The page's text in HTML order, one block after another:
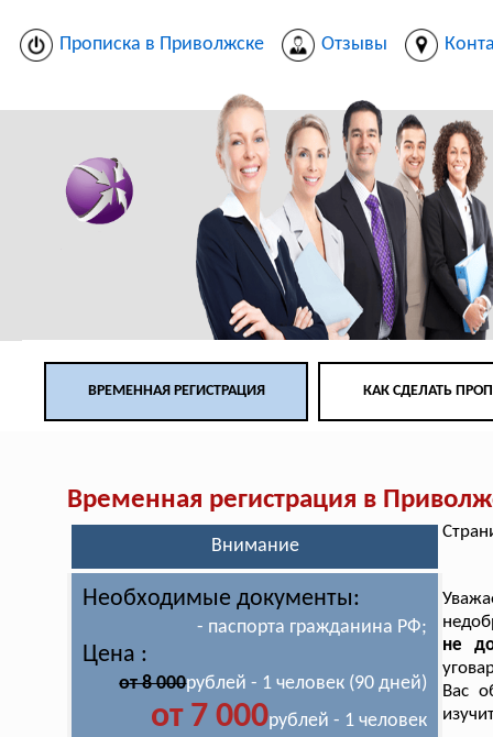
Прописка в Приволжске Отзывы
ВРЕМЕННАЯ РЕГИСТРАЦИЯ КАК СДЕЛАТЬ
Временная регистрация в
Внимание
Необходимые документы:
- паспорта гражданина РФ;
Цена :
от 8 000рублей - 1 человек (90 дней)
от 7 000рублей - 1 человек
не
Вас